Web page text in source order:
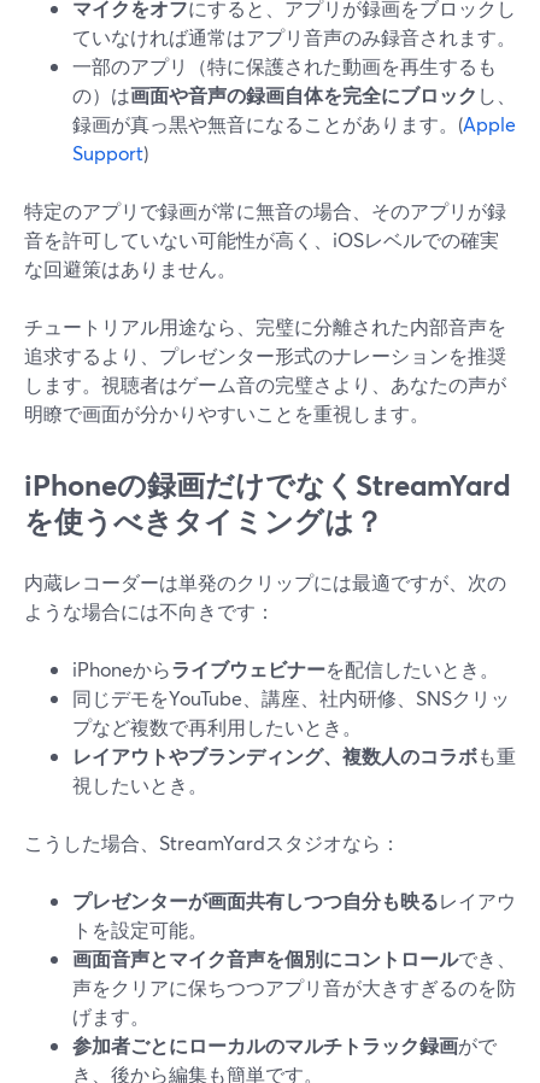
マイクをオフにすると、アプリが録画をブロックし
ていなければ通常はアプリ音声のみ録音されます。
一部のアプリ（特に保護された動画を再生するも
の）は画面や音声の録画自体を完全にブロック し、
録画が真っ黒や無音になることがあります。(Apple
Support)
特定のアプリで録画が常に無音の場合、そのアプリが録
音を許可していない可能性が高く、iOSレベルでの確実
な回避策はありません。
チュートリアル用途なら、完璧に分離された内部音声を
追求するより、プレゼンター形式のナレーションを推奨
します。視聴者はゲーム音の完璧さより、あなたの声が
明瞭で画面が分かりやすいことを重視します。
iPhoneの録画だけでなくStreamYard
を使うべきタイミングは？
内蔵レコーダーは単発のクリップには最適ですが、次の
ような場合には不向きです：
iPhoneからライブウェビナーを配信したいとき。
同じデモをYouTube、講座、社内研修、SNSクリッ
プなど複数で再利用したいとき。
レイアウトやブランディング、複数人のコラボも重
視したいとき。
こうした場合、StreamYardスタジオなら：
プレゼンターが画面共有しつつ自分も映るレイアウ
トを設定可能。
画面音声とマイク音声を個別にコントロールでき、
声をクリアに保ちつつアプリ音が大きすぎるのを防
げます。
参加者ごとにローカルのマルチトラック録画がで
き、後から編集も簡単です。